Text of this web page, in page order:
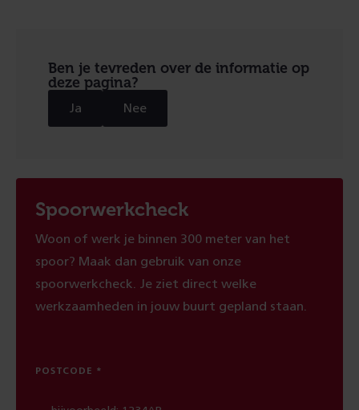
Ben je tevreden over de informatie op
deze pagina?
Ja Nee
Spoorwerkcheck
Woon of werk je binnen 300 meter van het
spoor? Maak dan gebruik van onze
spoorwerkcheck. Je ziet direct welke
werkzaamheden in jouw buurt gepland staan.
POSTCODE